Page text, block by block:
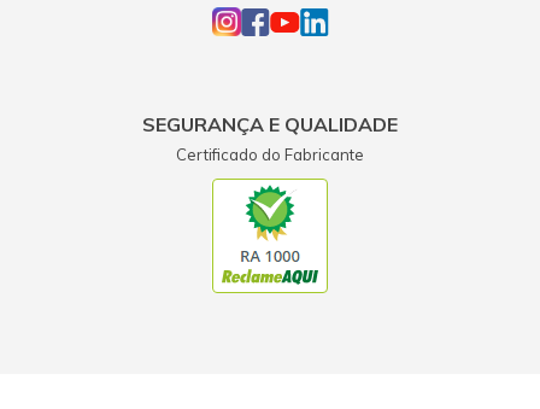
SEGURANÇA E QUALIDADE
Certificado do Fabricante